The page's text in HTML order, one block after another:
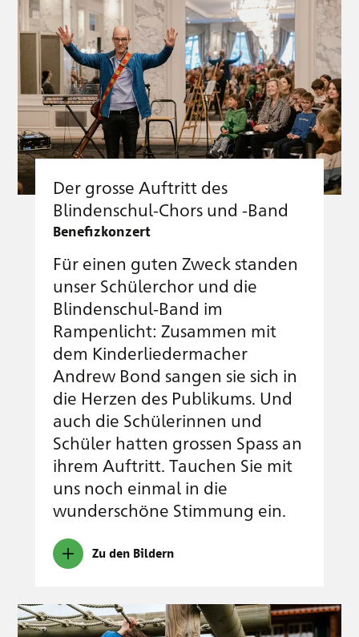
Der grosse Auftritt des
Blindenschul-Chors und -Band
Benefizkonzert
Für einen guten Zweck standen
unser Schülerchor und die
Blindenschul-Band im
Rampenlicht: Zusammen mit
dem Kinderliedermacher
Andrew Bond sangen sie sich in
die Herzen des Publikums. Und
auch die Schülerinnen und
Schüler hatten grossen Spass an
ihrem Auftritt. Tauchen Sie mit
uns noch einmal in die
wunderschöne Stimmung ein.
Zu den Bildern